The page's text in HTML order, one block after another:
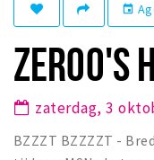
Musea, theaters &
Toeristische routes
Natuurgebieden
event
ZER00'S
zaterdag, 3
BZZZT BZZZZT -